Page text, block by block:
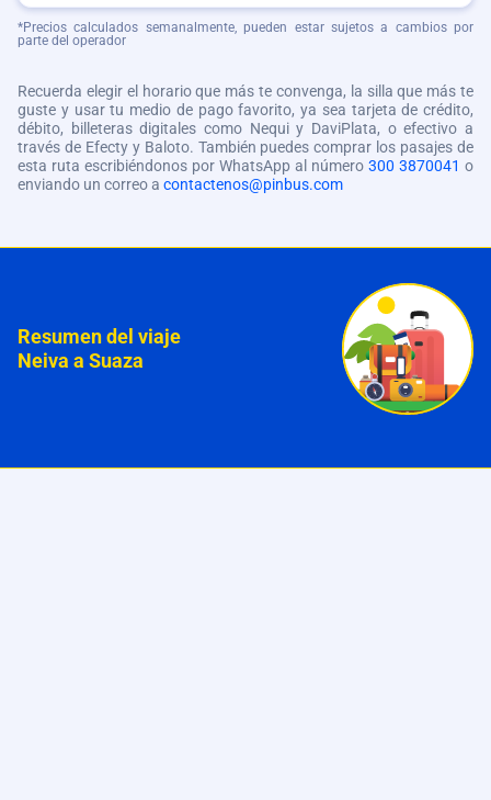
*Precios calculados semanalmente, pueden estar sujetos a cambios por
parte del operador
Recuerda elegir el horario que más te convenga, la silla que más te
guste y usar tu medio de pago favorito, ya sea tarjeta de crédito,
débito, billeteras digitales como Nequi y DaviPlata, o efectivo a
través de Efecty y Baloto. También puedes comprar los pasajes de
esta ruta escribiéndonos por WhatsApp al número 300 3870041 o
enviando un correo a contactenos@pinbus.com
Resumen del viaje
Neiva a Suaza